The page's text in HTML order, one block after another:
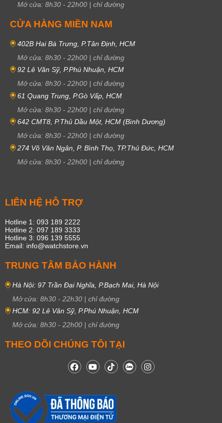
Mở cửa: 8h30 - 22h00 | chỉ đường
CỬA HÀNG MIỀN NAM
402B Hai Bà Trưng, P.Tân Định, HCM
Mở cửa: 8h30 - 22h00 | chỉ đường
92 Lê Văn Sỹ, P.Phú Nhuận, HCM
Mở cửa: 8h30 - 22h00 | chỉ đường
61 Quang Trung, P.Gò Vấp, HCM
Mở cửa: 8h30 - 22h00 | chỉ đường
642 CMT8, P.Thủ Dầu Một, HCM (Bình Dương)
Mở cửa: 8h30 - 22h00 | chỉ đường
274 Võ Văn Ngân, P. Bình Thọ, TP.Thủ Đức, HCM
Mở cửa: 8h30 - 22h00 | chỉ đường
LIÊN HỆ HỖ TRỢ
Hotline 1: 093 189 2222
Hotline 2: 097 189 3333
Hotline 3: 096 139 5555
Email: info@watchstore.vn
TRUNG TÂM BẢO HÀNH
Hà Nội: 97 Trần Đại Nghĩa, P.Bạch Mai, Hà Nội
Mở cửa: 8h30 - 22h30 | chỉ đường
HCM: 92 Lê Văn Sỹ, P.Phú Nhuận, HCM
Mở cửa: 8h30 - 22h00 | chỉ đường
THEO DÕI CHÚNG TÔI TẠI